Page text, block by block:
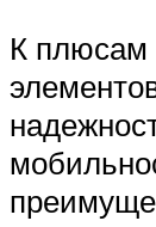
К плюсам